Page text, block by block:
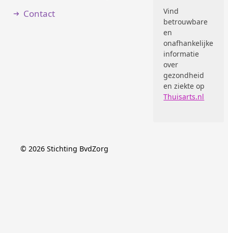
Contact
Vind
betrouwbare
en
onafhankelijke
informatie
over
gezondheid
en ziekte op
Thuisarts.nl
© 2026 Stichting BvdZorg